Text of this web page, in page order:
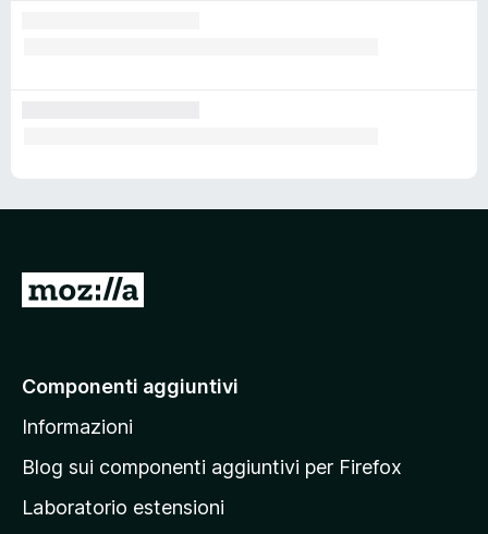
V
a
l
a
a
Componenti aggiuntivi
Informazioni
Blog sui componenti aggiuntivi per Firefox
Laboratorio estensioni